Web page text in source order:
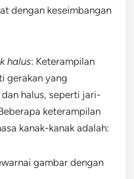
dengan keseimbangan
halus: Keterampilan
gerakan yang
halus, seperti jari-
keterampilan
kanak-kanak adalah:
gambar dengan